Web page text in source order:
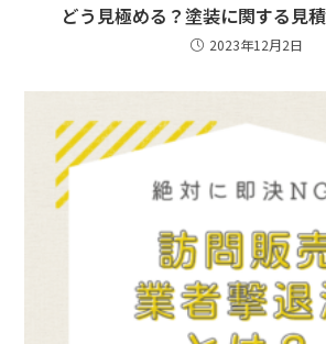
どう見極める？塗装に関する見
2023年12月2日